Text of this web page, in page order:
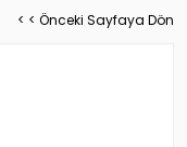
< < Önceki Sayfaya Dön